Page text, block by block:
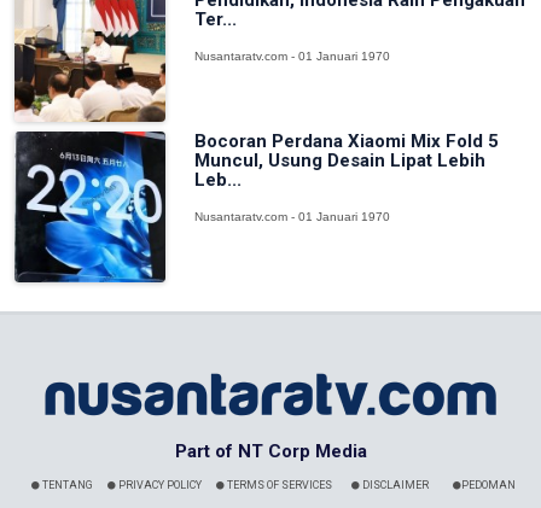
Ter...
Nusantaratv.com - 01 Januari 1970
Bocoran Perdana Xiaomi Mix Fold 5
Muncul, Usung Desain Lipat Lebih
Leb...
Nusantaratv.com - 01 Januari 1970
Part of NT Corp Media
TENTANG PRIVACY POLICY TERMS OF SERVICES DISCLAIMER PEDOMAN